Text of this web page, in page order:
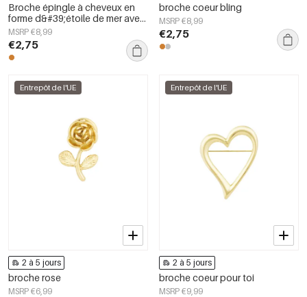
Broche épingle à cheveux en
forme d&#39;étoile de mer avec
structure
MSRP €8,99
€2,75
broche coeur bling
MSRP €8,99
€2,75
Entrepôt de l'UE
2 à 5 jours
broche rose
MSRP €6,99
Entrepôt de l'UE
2 à 5 jours
broche coeur pour toi
MSRP €9,99